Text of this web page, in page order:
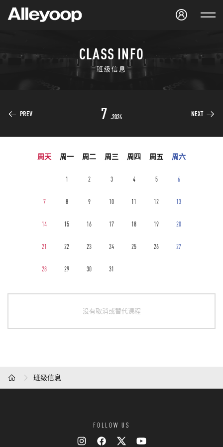
Studio Alleyoop
CLASS INFO
班级信息
PREV 7 .2024 NEXT
周天 周一 周二 周三 周四 周五 周六
1 2 3 4 5 6
7 8 9 10 11 12 13
14 15 16 17 18 19 20
21 22 23 24 25 26 27
28 29 30 31
没有取消或替代课程
班级信息
FOLLOW US